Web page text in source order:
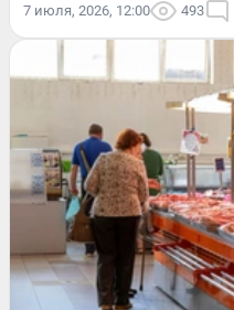
7 июля, 2026, 12:00 493